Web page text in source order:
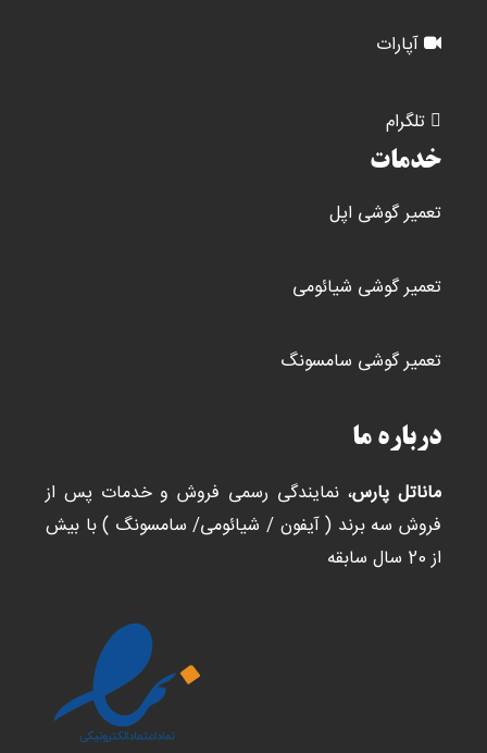
آپارات
تلگرام
خدمات
تعمیر گوشی اپل
تعمیر گوشی شیائومی
تعمیر گوشی سامسونگ
درباره ما
ماناتل پارس، نمایندگی رسمی فروش و خدمات پس از
فروش سه برند ( آیفون / شیائومی/ سامسونگ ) با بیش
از 20 سال سابقه